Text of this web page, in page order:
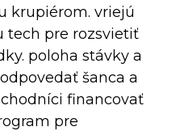
krupiérom. vriejú
tech pre rozsvietiť
poloha stávky a
šanca a
financovať
pre